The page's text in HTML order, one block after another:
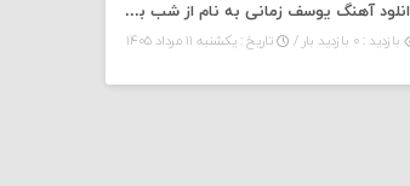
دانلود آهنگ یوسف زمانی به نام از شب بپرسین میگه چه روزگاری دارم
بازدید : ۰ بازدید بار / تاریخ : یکشنبه ۱۱ مرداد ۱۴۰۵